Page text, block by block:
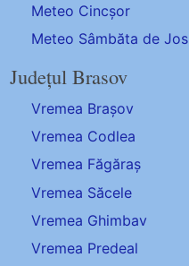
Meteo Cincșor
Meteo Sâmbăta de Jos
Județul Brasov
Vremea Brașov
Vremea Codlea
Vremea Făgăraș
Vremea Săcele
Vremea Ghimbav
Vremea Predeal